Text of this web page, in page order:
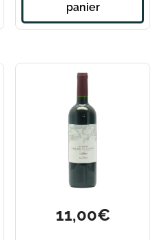
panier
11,00€